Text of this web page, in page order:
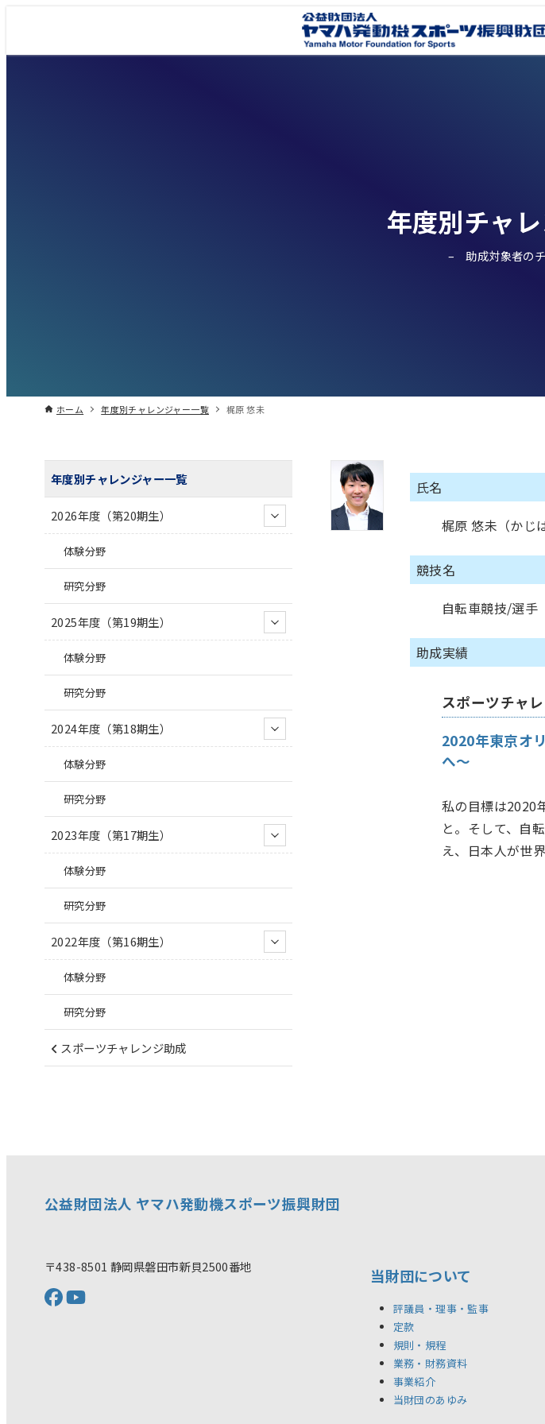
年度別チャ
助成対象者の
ホーム 年度別チャレンジャー一覧 梶原 悠未
氏名
梶原 悠未（かじ
競技名
自転車競技/選手
助成実績
スポーツチャ
2020年東京オ
へ〜
私の目標は2020
と。そして、自
え、日本人が世
年度別チャレンジャー一覧
2026年度（第20期生）
体験分野
研究分野
2025年度（第19期生）
体験分野
研究分野
2024年度（第18期生）
体験分野
研究分野
2023年度（第17期生）
体験分野
研究分野
2022年度（第16期生）
体験分野
研究分野
スポーツチャレンジ助成
公益財団法人 ヤマハ発動機スポーツ振興財団
〒438-8501 静岡県磐田市新貝2500番地 当財団について
評議員・理事・監事
定款
規則・規程
業務・財務資料
事業紹介
当財団のあゆみ